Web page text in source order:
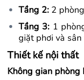
Tầng 2: 2
Tầng 3: 1
giặt phơi và
Thiết kế nội thất
Không gian phòng